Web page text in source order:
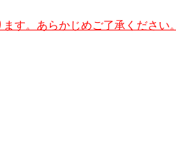
す。あらかじめご了承ください。